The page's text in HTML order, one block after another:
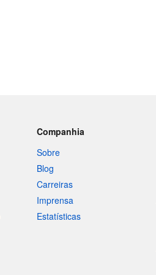
Companhia
Sobre
Blog
Carreiras
Imprensa
Estatísticas